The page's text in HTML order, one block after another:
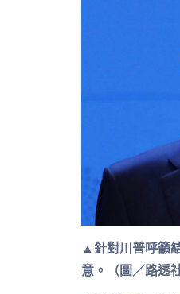
▲針對川普呼籲
意。（圖／路透社